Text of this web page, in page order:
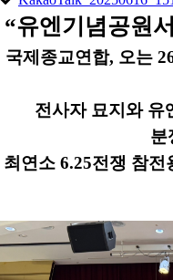
“유엔기념공원
국제종교연합, 오는
전사자 묘지와 유
분
최연소 6.25전쟁 참전